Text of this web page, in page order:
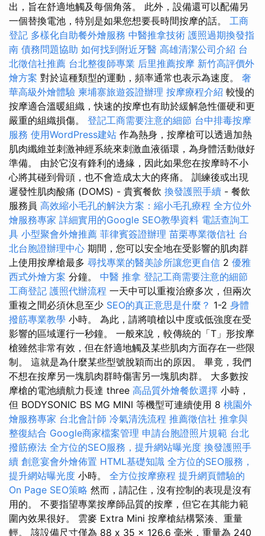
出，旨在舒適地觸及每個角落。 此外，設備還可以配備另
一個替換電池，特別是如果您想要長時間按摩的話。 工商
登記 多樣化自助餐外燴服務 中醫推拿技術 護照過期換發指
南 債務問題協助 如何找到附近牙醫 高雄清潔公司介紹 台
北徵信社推薦 台北整復師專業 后里推薦按摩 新竹高評價外
燴方案 對於這種類型的運動，頻率通常也表示為速度。 奢
華高級外燴體驗 柬埔寨旅遊簽證辦理 按摩療程介紹 較慢的
按摩適合溫暖組織，快速的按摩也有助於緩解急性僵硬和更
嚴重的組織損傷。 登記工商需要注意的細節 台中排毒按摩
服務 使用WordPress建站 作為熱身，按摩槍可以透過加熱
肌肉纖維並刺激神經系統來刺激血液循環，為身體活動做好
準備。 由於它沒有鋒利的邊緣，因此如果您在按摩時不小
心將其碰到骨頭，也不會造成太大的疼痛。 訓練後或出現
遲發性肌肉酸痛 (DOMS) - 貴賓餐飲 換發護照手續 - 餐飲
服務員 高效縮小毛孔的解決方案：縮小毛孔療程 全方位外
燴服務專家 詳細實用的Google SEO教學資料 電話查詢工
具 小型聚會外燴推薦 菲律賓簽證辦理 苗栗專業徵信社 台
北台胞證辦理中心 期間，您可以安全地在受影響的肌肉群
上使用按摩槍最多 尋找專業的醫美診所讓您更自信 2 優雅
西式外燴方案 分鐘。 中醫 推拿 登記工商需要注意的細節
工商登記 護照代辦流程 一天中可以重複治療多次，但兩次
重複之間必須休息至少 SEO的真正意思是什麼？ 1-2 身體
撥筋專業教學 小時。 為此，請將噴槍以中度或低強度在受
影響的區域運行一秒鐘。 一般來說，較傳統的「T」形按摩
槍雖然非常有效，但在舒適地觸及某些肌肉方面存在一些限
制。 這就是為什麼某些型號脫穎而出的原因。 畢竟，我們
不想在按摩另一塊肌肉群時傷害另一塊肌肉群。 大多數按
摩槍的電池續航力長達 three 高品質外燴餐飲選擇 小時，
但 BODYSONIC BS MG MINI 等機型可連續使用 8 桃園外
燴服務專家 台北會計師 冷氣清洗流程 推薦徵信社 推拿與
整復結合 Google商家檔案管理 申請台胞證照片規範 台北
撥筋療法 全方位的SEO服務，提升網站曝光度 換發護照手
續 創意宴會外燴佈置 HTML基礎知識 全方位的SEO服務，
提升網站曝光度 小時。 全方位按摩療程 提升網頁體驗的
On Page SEO策略 然而，請記住，沒有控制的表現是沒有
用的。 不要指望專業按摩師品質的按摩，但它在其能力範
圍內效果很好。 雲麥 Extra Mini 按摩槍結構緊湊、重量
輕。 該設備尺寸僅為 88 x 35 x 126.6 毫米，重量為 240